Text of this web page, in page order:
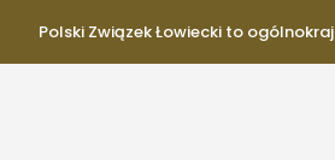
Polski Związek Łowiecki to